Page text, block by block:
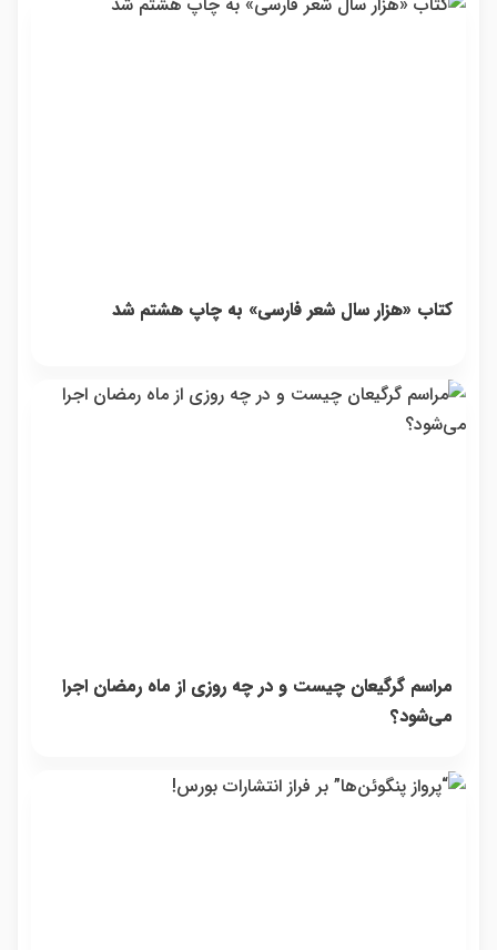
کتاب «هزار سال شعر فارسی» به چاپ هشتم شد
مراسم گرگیعان چیست و در چه روزی از ماه رمضان اجرا
می‌شود؟